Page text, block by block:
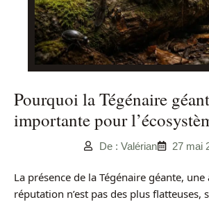
Pourquoi la Tégénaire
importante pour
De : Valérian 27 mai
La présence de la Tégénaire géante,
réputation n’est pas des plus flatteuses,